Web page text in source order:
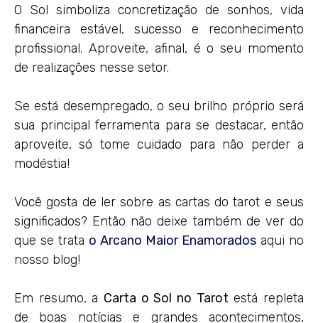
O Sol simboliza concretização de sonhos, vida
financeira estável, sucesso e reconhecimento
profissional. Aproveite, afinal, é o seu momento
de realizações nesse setor.
Se está desempregado, o seu brilho próprio será
sua principal ferramenta para se destacar, então
aproveite, só tome cuidado para não perder a
modéstia!
Você gosta de ler sobre as cartas do tarot e seus
significados? Então não deixe também de ver do
que se trata o Arcano Maior Enamorados aqui no
nosso blog!
Em resumo, a Carta o Sol no Tarot está repleta
de boas notícias e grandes acontecimentos,